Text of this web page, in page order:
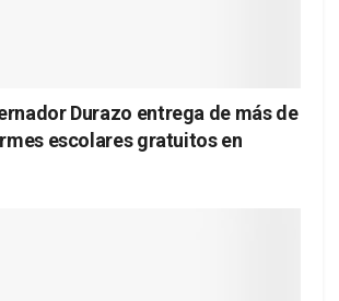
Durazo entrega de más de
escolares gratuitos en